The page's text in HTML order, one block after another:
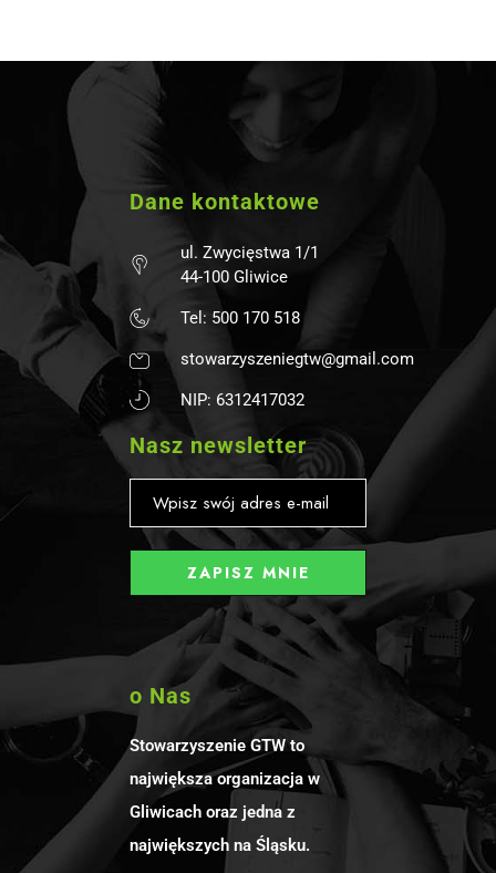
o Nas
Stowarzyszenie GTW to
największa organizacja w
Gliwicach oraz jedna z
największych na Śląsku.
Dane kontaktowe
ul. Zwycięstwa 1/1
44-100 Gliwice
Tel: 500 170 518
stowarzyszeniegtw@gmail.com
NIP: 6312417032
Nasz newsletter